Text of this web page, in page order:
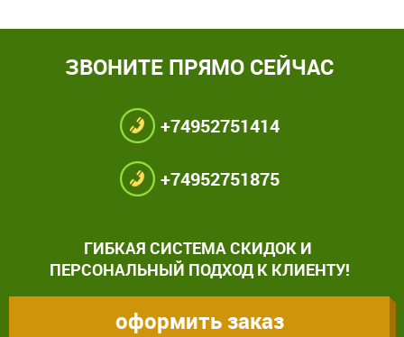
ЗВОНИТЕ ПРЯМО СЕЙЧАС
+74952751414
+74952751875
ГИБКАЯ СИСТЕМА СКИДОК И
ПЕРСОНАЛЬНЫЙ ПОДХОД К КЛИЕНТУ!
оформить заказ